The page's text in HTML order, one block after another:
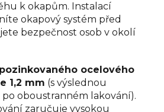
k okapům. Instalací
okapový systém před
bezpečnost osob v okolí
pozinkovaného ocelového
1,2 mm (s výslednou
oboustranném lakování).
zaručuje vysokou